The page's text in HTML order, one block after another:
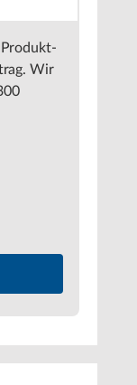
Produkt-
Wir